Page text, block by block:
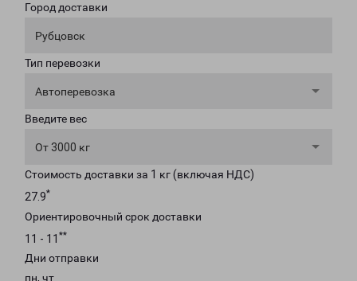
Город доставки
Рубцовск
Тип перевозки
Автоперевозка
Введите вес
От 3000 кг
Стоимость доставки за 1 кг (включая НДС)
27.9*
Ориентировочный срок доставки
11 - 11 **
Дни отправки
пн, чт